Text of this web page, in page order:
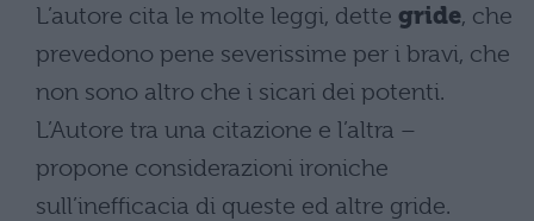
L’autore cita le molte leggi, dette gride, che
prevedono pene severissime per i bravi, che
non sono altro che i sicari dei potenti.
L’Autore tra una citazione e l’altra –
propone considerazioni ironiche
sull’inefficacia di queste ed altre gride.